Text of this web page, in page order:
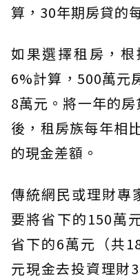
算，30年期房貸的
如果選擇租房，
6%計算，500萬元
8萬元。將一年的
後，租房族每年相
的現金差額。
傳統網民或理財專
要將省下的150萬
省下的6萬元（共
元現金去投資理財